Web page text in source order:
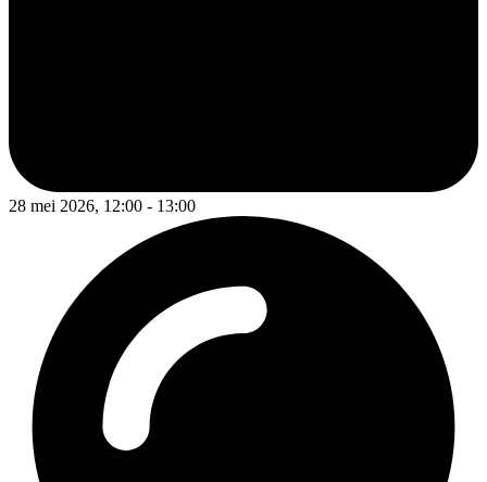
28 mei 2026, 12:00 - 13:00